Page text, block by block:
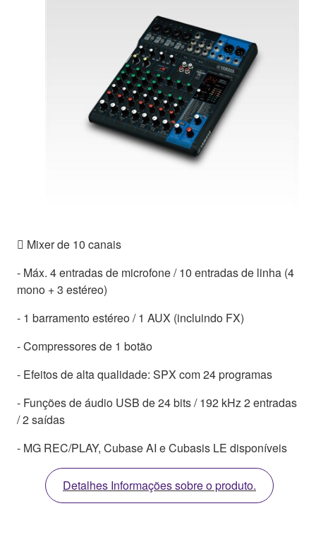
 Mixer de 10 canais
- Máx. 4 entradas de microfone / 10 entradas de linha (4
mono + 3 estéreo)
- 1 barramento estéreo / 1 AUX (incluindo FX)
- Compressores de 1 botão
- Efeitos de alta qualidade: SPX com 24 programas
- Funções de áudio USB de 24 bits / 192 kHz 2 entradas
/ 2 saídas
- MG REC/PLAY, Cubase AI e Cubasis LE disponíveis
Detalhes Informações sobre o produto.